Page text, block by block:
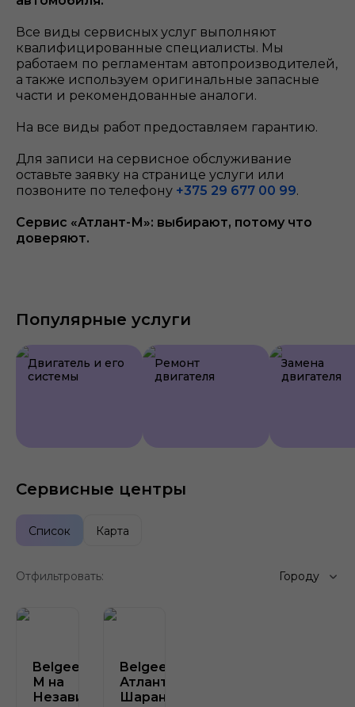
Все виды сервисных услуг выполняют
квалифицированные специалисты. Мы
работаем по регламентам автопроизводителей,
а также используем оригинальные запасные
части и рекомендованные аналоги.
На все виды работ предоставляем гарантию.
Для записи на сервисное обслуживание
оставьте заявку на странице услуги или
позвоните по телефону +375 29 677 00 99.
Сервис «Атлант-М»: выбирают, потому что
доверяют.
Популярные услуги
Двигатель и его
системы
Ремонт
двигателя
Замена
двигателя
Сервисные центры
Список Карта
Отфильтровать: Городу
Belgee Атлант-
М на
Независимости
Belgee
Атлант-М на
Шаранговича